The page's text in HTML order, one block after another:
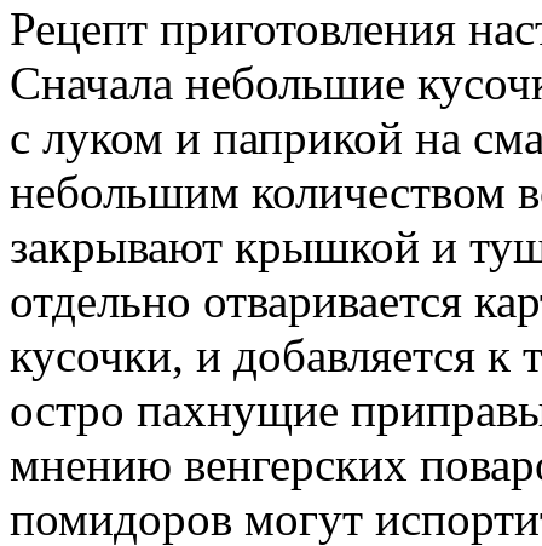
Рецепт приготовления
Сначала небольшие
с луком и паприкой на
небольшим количеством
закрывают крышкой и
отдельно отваривается
кусочки, и добавляется
остро пахнущие
мнению венгерских
помидоров могут